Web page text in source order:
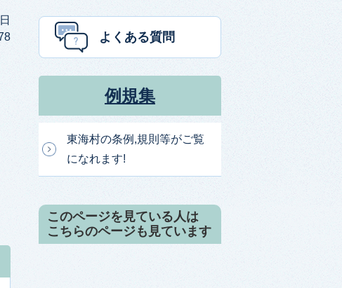
ー
よくある質問
例規集
東海村の条例,規則等がご覧
になれます!
このページを見ている人は
こちらのページも見ています